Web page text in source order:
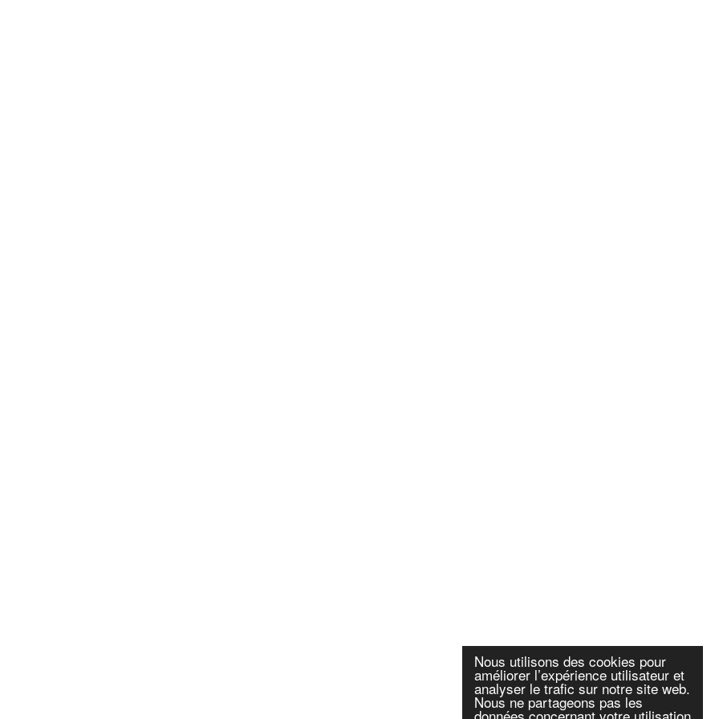
Nous utilisons des cookies pour
améliorer l’expérience utilisateur et
analyser le trafic sur notre site web.
Nous ne partageons pas les